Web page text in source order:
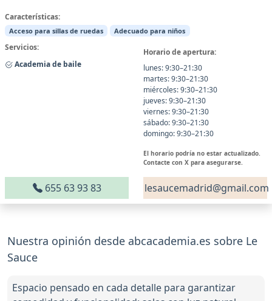
Características:
Acceso para sillas de ruedas Adecuado para niños
Servicios:
Academia de baile
Horario de apertura:
lunes: 9:30–21:30
martes: 9:30–21:30
miércoles: 9:30–21:30
jueves: 9:30–21:30
viernes: 9:30–21:30
sábado: 9:30–21:30
domingo: 9:30–21:30
El horario podría no estar actualizado.
Contacte con X para asegurarse.
655 63 93 83 lesaucemadrid@gmail.com
Nuestra opinión desde abcacademia.es sobre Le
Sauce
Espacio pensado en cada detalle para garantizar